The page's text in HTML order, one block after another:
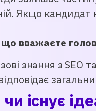
Якщо кандидат
вважаєте
знання з SEO
існує